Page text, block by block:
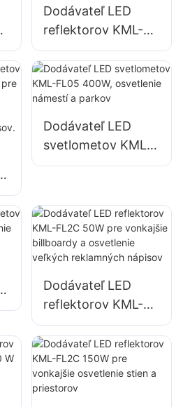
Dodávateľ LED
reflektorov KML-
FL05 200W,
núdzové osvetlenie
a osvetlenie miest
na pomoc pri
katastrofách
Dodávateľ LED
svetlometov KML-
FL05 400W,
a parkov
Dodávateľ LED
reflektorov KML-
FL2C 50W pre
vonkajšie billboardy
a osvetlenie
veľkých